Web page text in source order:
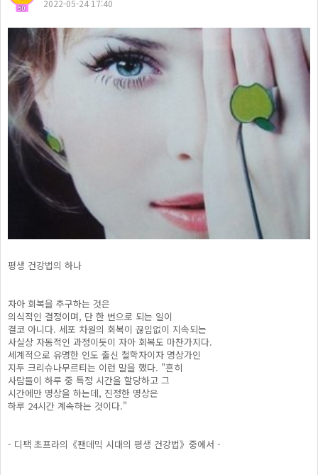
50 2022-05-24 17:40
평생 건강법의 하나
자아 회복을 추구하는 것은
의식적인 결정이며, 단 한 번으로 되는 일이
결코 아니다. 세포 차원의 회복이 끊임없이 지속되는
사실상 자동적인 과정이듯이 자아 회복도 마찬가지다.
세계적으로 유명한 인도 출신 철학자이자 명상가인
지두 크리슈나무르티는 이런 말을 했다. "흔히
사람들이 하루 중 특정 시간을 할당하고 그
시간에만 명상을 하는데, 진정한 명상은
하루 24시간 계속하는 것이다."
- 디팩 초프라의《팬데믹 시대의 평생 건강법》중에서 -